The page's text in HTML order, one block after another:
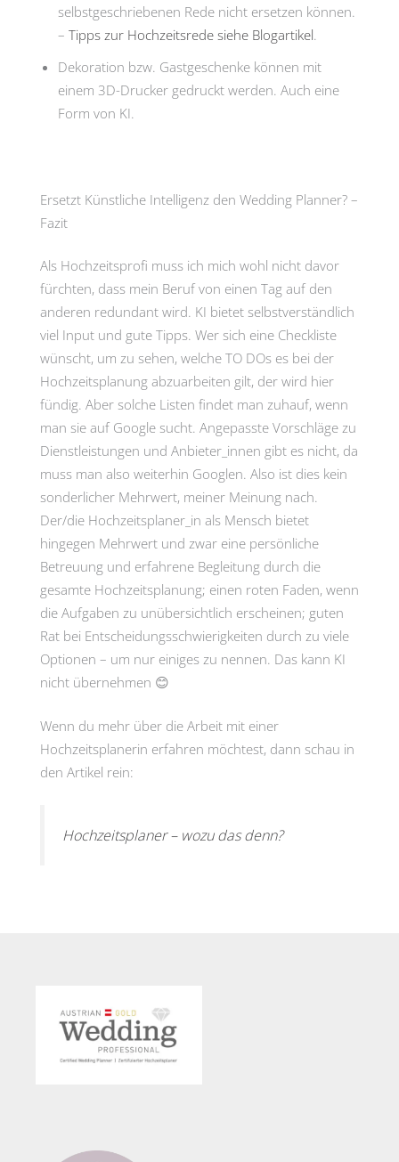
selbstgeschriebenen Rede nicht ersetzen können.
– Tipps zur Hochzeitsrede siehe Blogartikel
Dekoration bzw. Gastgeschenke können mit
einem 3D-Drucker gedruckt werden. Auch eine
Form von KI.
Ersetzt Künstliche Intelligenz den Wedding Planner? –
Fazit
Als Hochzeitsprofi muss ich mich wohl nicht davor
fürchten, dass mein Beruf von einen Tag auf den
anderen redundant wird. KI bietet selbstverständlich
viel Input und gute Tipps. Wer sich eine Checkliste
wünscht, um zu sehen, welche TO DOs es bei der
Hochzeitsplanung abzuarbeiten gilt, der wird hier
fündig. Aber solche Listen findet man zuhauf, wenn
man sie auf Google sucht. Angepasste Vorschläge zu
Dienstleistungen und Anbieter_innen gibt es nicht, da
muss man also weiterhin Googlen. Also ist dies kein
sonderlicher Mehrwert, meiner Meinung nach.
Der/die Hochzeitsplaner_in als Mensch bietet
hingegen Mehrwert und zwar eine persönliche
Betreuung und erfahrene Begleitung durch die
gesamte Hochzeitsplanung; einen roten Faden, wenn
die Aufgaben zu unübersichtlich erscheinen; guten
Rat bei Entscheidungsschwierigkeiten durch zu viele
Optionen – um nur einiges zu nennen. Das kann KI
nicht übernehmen 😊
Wenn du mehr über die Arbeit mit einer
Hochzeitsplanerin erfahren möchtest, dann schau in
den Artikel rein:
Hochzeitsplaner – wozu das denn?